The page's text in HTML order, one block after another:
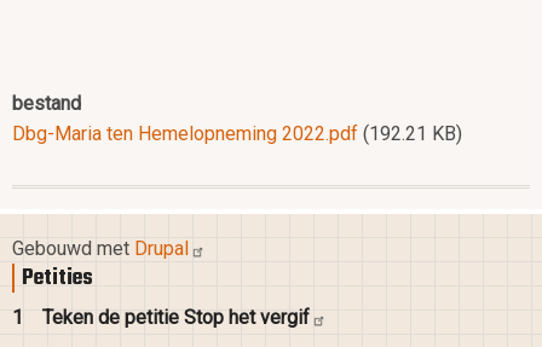
bestand
Dbg-Maria ten Hemelopneming 2022.pdf (192.21 KB)
Gebouwd met Drupal
Petities
1 Teken de petitie Stop hetvergif